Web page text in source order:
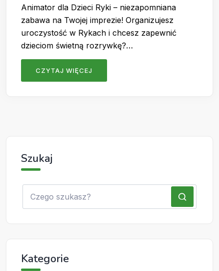
Animator dla Dzieci Ryki – niezapomniana
zabawa na Twojej imprezie! Organizujesz
uroczystość w Rykach i chcesz zapewnić
dzieciom świetną rozrywkę?…
CZYTAJ WIĘCEJ
Szukaj
Kategorie